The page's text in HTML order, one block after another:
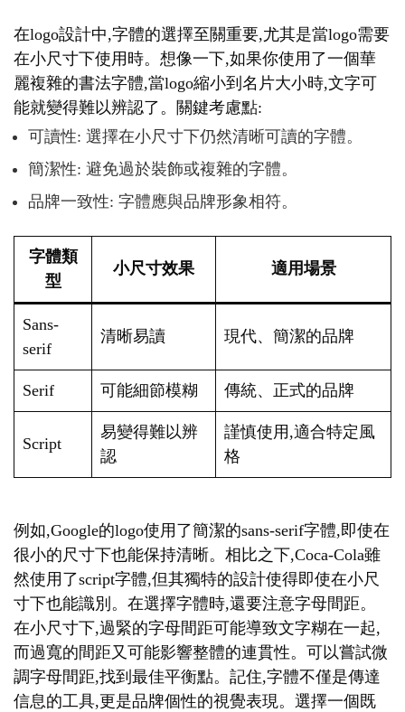
在logo設計中,字體的選擇至關重要,尤其是當logo需要
在小尺寸下使用時。想像一下,如果你使用了一個華
麗複雜的書法字體,當logo縮小到名片大小時,文字可
能就變得難以辨認了。關鍵考慮點:
可讀性: 選擇在小尺寸下仍然清晰可讀的字體。
簡潔性: 避免過於裝飾或複雜的字體。
品牌一致性: 字體應與品牌形象相符。
字體類
型
小尺寸效果 適用場景
Sans-
serif
清晰易讀 現代、簡潔的品牌
Serif 可能細節模糊 傳統、正式的品牌
Script
易變得難以辨
認
謹慎使用,適合特定風
格
例如,Google的logo使用了簡潔的sans-serif字體,即使在
很小的尺寸下也能保持清晰。相比之下,Coca-Cola雖
然使用了script字體,但其獨特的設計使得即使在小尺
寸下也能識別。在選擇字體時,還要注意字母間距。
在小尺寸下,過緊的字母間距可能導致文字糊在一起,
而過寬的間距又可能影響整體的連貫性。可以嘗試微
調字母間距,找到最佳平衡點。記住,字體不僅是傳達
信息的工具,更是品牌個性的視覺表現。選擇一個既